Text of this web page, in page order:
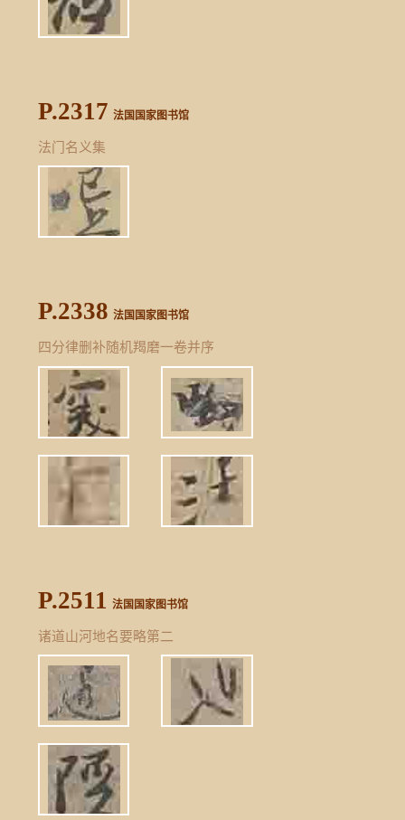
P.2317 法国国家图书馆
法门名义集
P.2338 法国国家图书馆
四分律删补随机羯磨一卷并序
P.2511 法国国家图书馆
诸道山河地名要略第二